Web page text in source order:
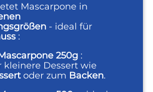
Mascarpone in
- ideal für
:
250g :
kleinere Dessert wie
oder zum Backen.